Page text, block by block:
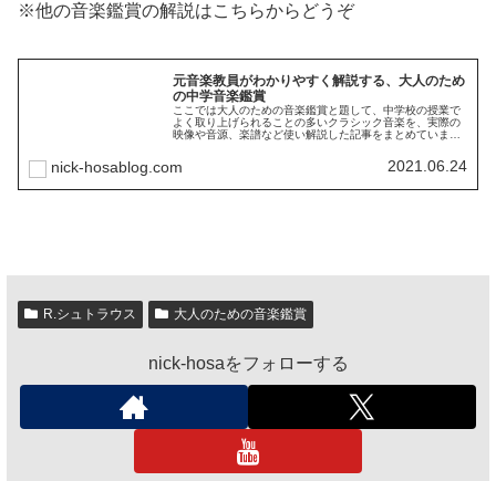
※他の音楽鑑賞の解説はこちらからどうぞ
元音楽教員がわかりやすく解説する、大人のため
の中学音楽鑑賞
ここでは大人のための音楽鑑賞と題して、中学校の授業で
よく取り上げられることの多いクラシック音楽を、実際の
映像や音源、楽譜など使い解説した記事をまとめていま
と思いますので、教員の方にも読んでいただけたらと幸い
です。
nick-hosablog.com 2021.06.24
R.シュトラウス 大人のための音楽鑑賞
nick-hosaをフォローする